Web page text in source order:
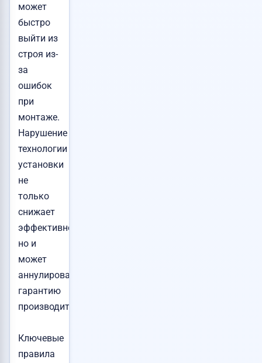
может
быстро
выйти из
строя из-
за
ошибок
при
монтаже.
Нарушение
технологии
установки
не
только
снижает
эффективность,
но и
может
аннулировать
гарантию
производителя.
Ключевые
правила